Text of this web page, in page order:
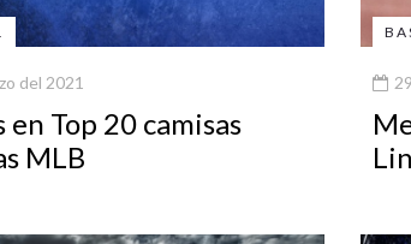
del 2021
en Top 20 camisas
MLB